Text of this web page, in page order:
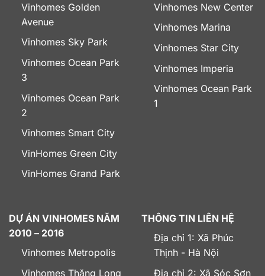
Vinhomes Golden
Avenue
Vinhomes Sky Park
Vinhomes Ocean Park
3
Vinhomes Ocean Park
2
Vinhomes Smart City
VinHomes Green City
VinHomes Grand Park
Vinhomes New Center
Vinhomes Marina
Vinhomes Star City
Vinhomes Imperia
Vinhomes Ocean Park
1
DỰ ÁN VINHOMES NĂM
2010 – 2016
Vinhomes Metropolis
Vinhomes Thăng Long
THÔNG TIN LIÊN HỆ
Địa chỉ 1: Xã Phúc
Thịnh - Hà Nội
Địa chỉ 2: Xã Sóc Sơn